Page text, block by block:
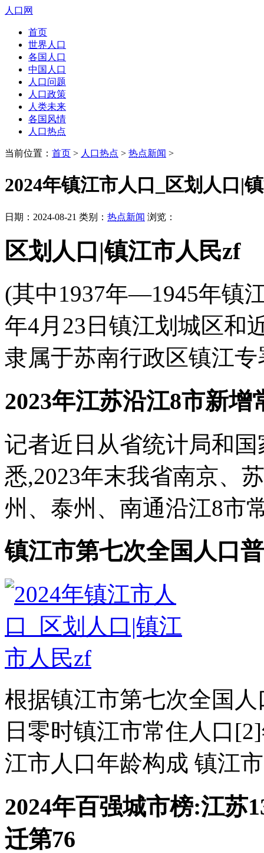
人口网
首页
世界人口
各国人口
中国人口
人口问题
人口政策
人类未来
各国风情
人口热点
当前位置： 首页 > 人口热点 > 热点新闻 >
2024年镇江市人口_区划人口|
日期：2024-08-21 类别： 热点新闻 浏览：
区划人口|镇江市人民zf
(其中1937年—1945年镇
年4月23日镇江划城区和
隶属于苏南行政区镇江专
2023年江苏沿江8市新增
记者近日从省统计局和
悉,2023年末我省南京、
州、泰州、南通沿江8市
镇江市第七次全国人口
根据镇江市第七次全国
日零时镇江市常住人口
江市人口年龄构成 镇江
2024年百强城市榜:江苏
迁第76